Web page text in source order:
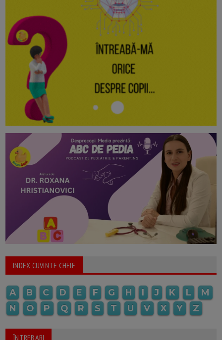
INDEX CUVINTE CHEIE
A B C D E F G H I J K L
M
N
O P Q R S T U V X Y Z
ÎNTREBARI